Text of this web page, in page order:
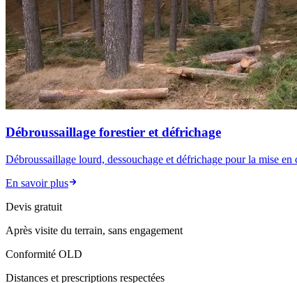
Débroussaillage forestier et défrichage
Débroussaillage lourd, dessouchage et défrichage pour la mise en
En savoir plus
Devis gratuit
Après visite du terrain, sans engagement
Conformité OLD
Distances et prescriptions respectées